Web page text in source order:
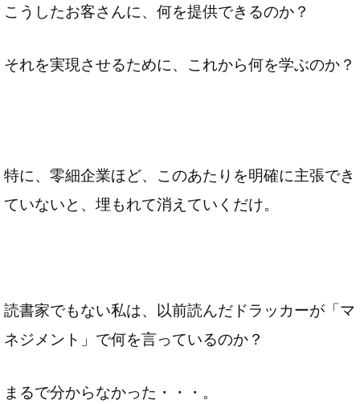
こうしたお客さんに、何を提供できるのか？
それを実現させるために、これから何を学ぶのか？
特に、零細企業ほど、このあたりを明確に主張でき
ていないと、埋もれて消えていくだけ。
読書家でもない私は、以前読んだドラッカーが「マ
ネジメント」で何を言っているのか？
まるで分からなかった・・・。